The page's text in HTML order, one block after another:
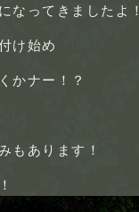
なってきましたよ！
け始め
かナー！？
もあります！